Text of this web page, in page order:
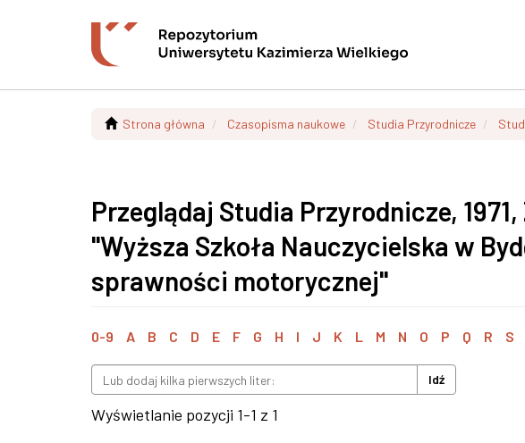
Strona główna Czasopisma naukowe Studia Przyrodnicze
Przeglądaj Studia Przyrodnicze,
"Wyższa Szkoła Nauczycielska w
sprawności motorycznej"
0-9 A B C D E F G H I J K L M N O P Q R S
Idź
Wyświetlanie pozycji 1-1 z 1